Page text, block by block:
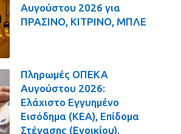
Αυγούστου 2026 για
ΠΡΑΣΙΝΟ, ΚΙΤΡΙΝΟ, ΜΠΛΕ
Πληρωμές ΟΠΕΚΑ
Αυγούστου 2026:
Ελάχιστο Εγγυημένο
Εισόδημα (ΚΕΑ), Επίδομα
Στέγασης (Ενοικίου),